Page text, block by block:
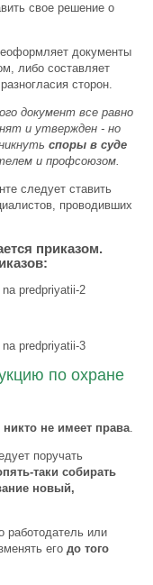
свое решение о
документы
либо составляет
сторон.
документ все равно
и утвержден - но
споры в суде
и профсоюзом.
следует ставить
проводивших
приказом.
по охране
никто не имеет права.
поручать
таки собирать
новый,
работодатель или
его до того